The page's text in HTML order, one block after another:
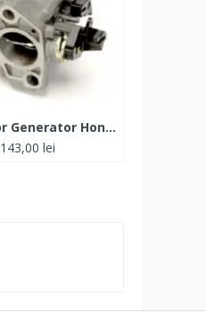
Carburator Generator Honda GX 390
143,00 lei